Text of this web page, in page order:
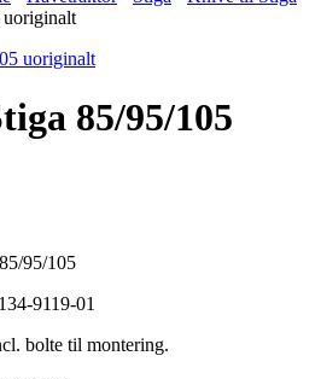
85/95/105
95/105
9119-01
bolte til montering.